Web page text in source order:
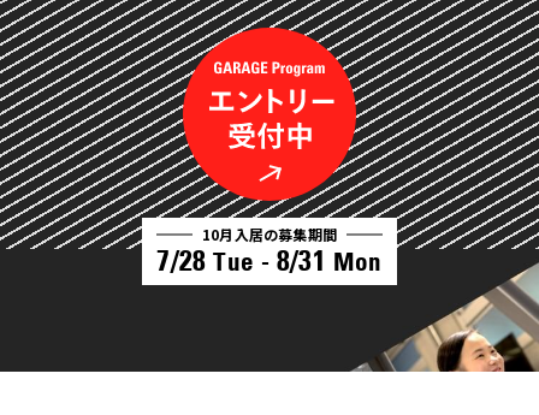
10月入居の募集期間
7/28 Tue - 8/31 Mon